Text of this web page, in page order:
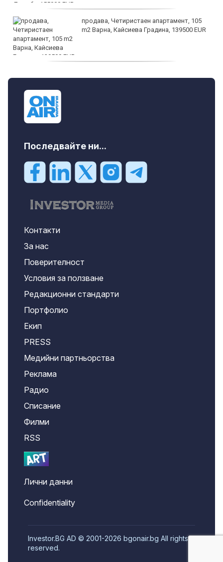
продава, Четиристаен апартамент, 105
m2 Варна, Кайсиева Градина, 139500 EUR
Последвайте ни...
Контакти
За нас
Поверителност
Условия за ползване
Редакционни стандарти
Портфолио
Екип
PRESS
Медийни партньорства
Реклама
Радио
Списание
Филми
RSS
Лични данни
Confidentiality
Investor.BG AD © 2001-2026 bgonair.bg All rights
reserved.